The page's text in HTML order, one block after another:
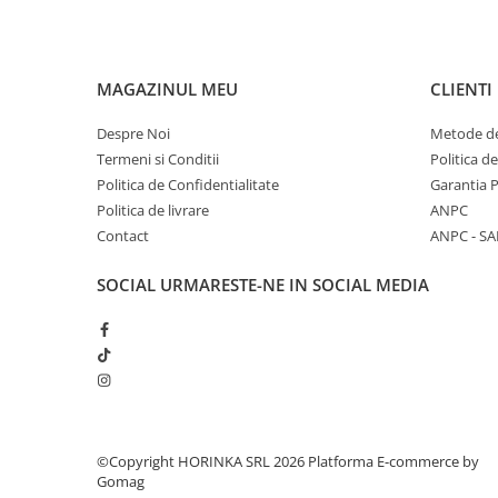
1 pod
1 stație
1 tunel
1 semafor
1 tablă cu figurine & mașinuțe + 10
Atenționări:
Conține piese mici — pericol de înghițire
MAGAZINUL MEU
Despre Noi
Termeni si Conditii
Politica de Confidentialitate
Politica de livrare
Contact
CLIENTI
Metode
Politica
Garantia
ANPC
ANPC - SAL
SOCIAL URMARESTE-NE IN SOCIAL MEDIA
©Copyright HORINKA SRL 2026 Platforma E-commerce by
Gomag